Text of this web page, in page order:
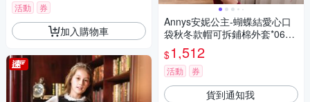
活動 券
加入購物車
Annys安妮公主-蝴蝶結愛心口
袋秋冬款帽可拆鋪棉外套*0680
紅色
$1,512
活動 券
貨到通知我